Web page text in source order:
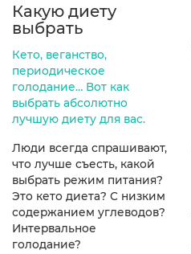
Какую диету
выбрать
Кето, веганство,
периодическое
голодание… Вот как
выбрать абсолютно
лучшую диету для вас.
Люди всегда спрашивают,
что лучше съесть, какой
выбрать режим питания?
Это кето диета? С низким
содержанием углеводов?
Интервальное
голодание?